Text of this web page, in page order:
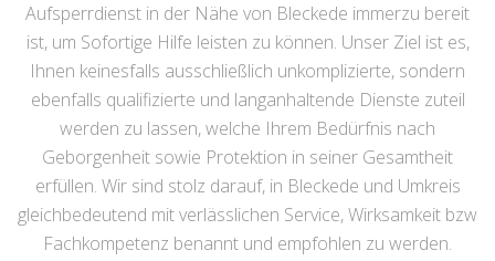
Aufsperrdienst in der Nähe von Bleckede immerzu bereit
ist, um Sofortige Hilfe leisten zu können. Unser Ziel ist es,
Ihnen keinesfalls ausschließlich unkomplizierte, sondern
ebenfalls qualifizierte und langanhaltende Dienste zuteil
werden zu lassen, welche Ihrem Bedürfnis nach
Geborgenheit sowie Protektion in seiner Gesamtheit
erfüllen. Wir sind stolz darauf, in Bleckede und Umkreis
gleichbedeutend mit verlässlichen Service, Wirksamkeit bzw
Fachkompetenz benannt und empfohlen zu werden.